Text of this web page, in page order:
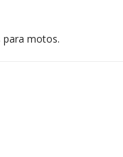
para motos.